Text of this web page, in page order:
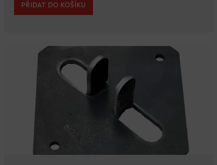
PŘIDAT DO KOŠÍKU